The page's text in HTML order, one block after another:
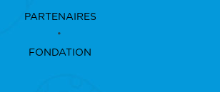
PARTENAIRES
FONDATION